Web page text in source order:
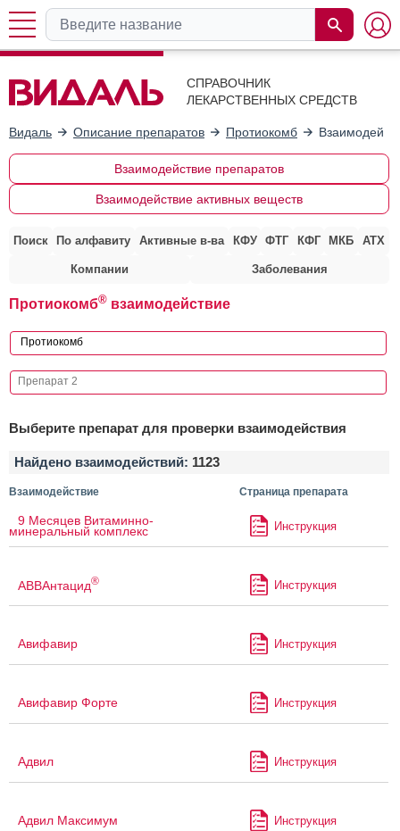
СПРАВОЧНИК
ЛЕКАРСТВЕННЫХ СРЕДСТВ
Видаль Описание препаратов Протиокомб
Взаимодействие препаратов
Взаимодействие активных веществ
Поиск По алфавиту Активные в-ва КФУ ФТГ КФГ МКБ АТХ
Компании Заболевания
Протиокомб® взаимодействие
Выберите препарат для проверки взаимодействия
Найдено взаимодействий: 1123
Взаимодействие Страница препарата
9 Месяцев Витаминно-
минеральный комплекс Инструкция
АВВАнтацид® Инструкция
Авифавир Инструкция
Авифавир Форте Инструкция
Адвил Инструкция
Адвил Максимум Инструкция